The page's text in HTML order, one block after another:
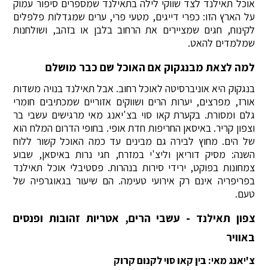
אוכל תאילנד לצד שווקי לילה בתאילנד שמספרים סיפור עמוק
על הארץ הזו: כפרי דייגים, מטעי פרי, ערים שמגדלות פלפלים
לקינוח, חגים שמציירים את הרחוב בלבן או בזהב, ושולחנות
שמלמדים להאט.
למה לצאת מבנגקוק אם האוכל שם כבר מושלם
בנגקוק היא אוניברסיטה לאוכל רחוב. אבל תאילנד בנויה משדות
אורז, מפרצים, יערות הרים ושווקים אזוריים שמכתיבים חומרי
גלם ומסורת. בקערת קאו סוי בצ'יאנג מאי מרגישים עשבי בר
וצפון קריר. באיסאן החריפות חדת אופי. בחופי הדרום המלח הוא
של הים. מחוץ לבירה גם מבינים עד כמה האוכל קשור ללוח
השנה: מסיק דוריאן וליצ'י במזרח, חגי נרות באיסאן, שבוע
צמחונות בפוקט, ירידי סירות בנהרות. פסטיבלי אוכל תאילנד
בפריפריה אינם רק אירועי טעימה. הם שיעור בגאוגרפיה של
טעם.
צפון תאילנד - עשבי הרים, אטריות זהובות ופנסים
באוויר
צ'יאנג מאי: בין קאו סוי לקנום קרוק